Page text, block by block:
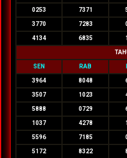
0253 7371
3770 7283
4134 6835
SEN RAB
3964 8048
3507 1023
5888 0729
1037 4278
5596 7185
5172 8322